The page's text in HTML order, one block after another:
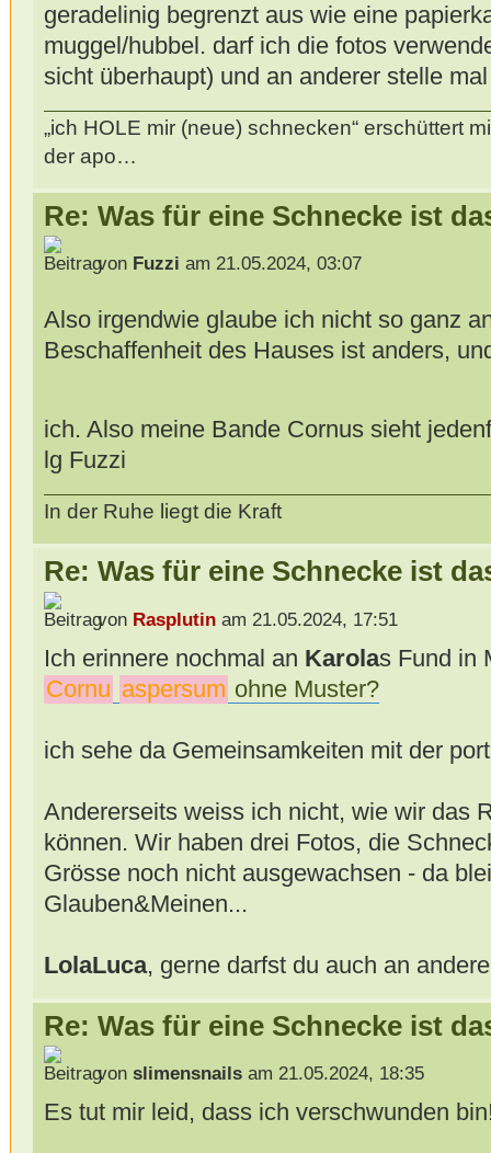
geradelinig begrenzt aus wie eine
muggel/hubbel. darf ich die fotos
sicht überhaupt) und an anderer stelle
„ich HOLE mir (neue) schnecken“ erschüttert
der apo…
Re: Was für eine Schnecke ist
von Fuzzi am 21.05.2024, 03:07
Also irgendwie glaube ich nicht so ganz
Beschaffenheit des Hauses ist anders,
ich. Also meine Bande Cornus sieht
lg Fuzzi
In der Ruhe liegt die Kraft
Re: Was für eine Schnecke ist
von Rasplutinam 21.05.2024, 17:51
Ich erinnere nochmal an Karolas Fund in
Cornu aspersum ohne Muster?
ich sehe da Gemeinsamkeiten mit der
Andererseits weiss ich nicht, wie wir das
können. Wir haben drei Fotos, die
Grösse noch nicht ausgewachsen - da
Glauben&Meinen...
LolaLuca, gerne darfst du auch an
Re: Was für eine Schnecke ist
von slimensnailsam 21.05.2024, 18:35
Es tut mir leid, dass ich verschwunden